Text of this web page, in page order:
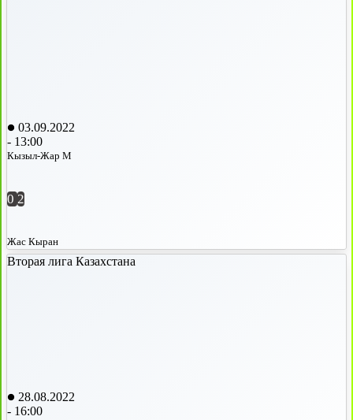
03.09.2022
- 13:00
Кызыл-Жар М
0 2
Жас Кыран
Вторая лига Казахстана
28.08.2022
- 16:00